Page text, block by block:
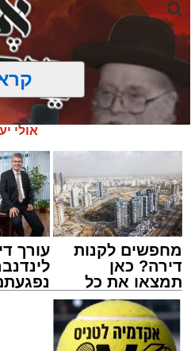
מעגלים
ארוע שטרם היה כמותו: בשבוע הבא
החלו את זמן 'אלול', והם יזכו לשמוע
אולי
מחפשים לקנות
דירה? כאן
תמצאו את כל
הדירות החדשות
למכירה באשדוד
>>>
עורך